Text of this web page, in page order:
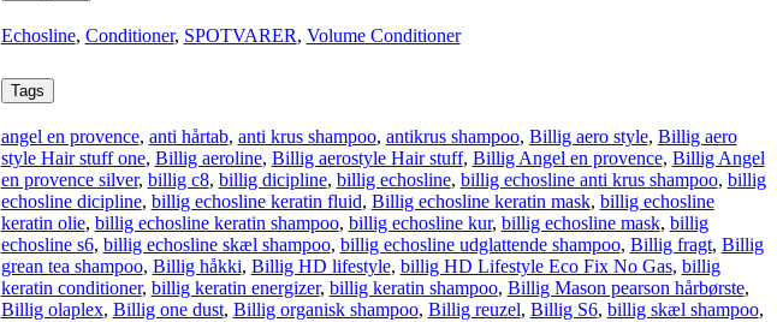
Echosline, Conditioner, SPOTVARER, Volume Conditioner
Tags
angel en provence, anti hårtab, anti krus shampoo, antikrus shampoo, Billig aero style, Billig aero
style Hair stuff one, Billig aeroline, Billig aerostyle Hair stuff, Billig Angel en provence, Billig Angel
en provence silver, billig c8, billig dicipline, billig echosline, billig echosline anti krus shampoo, billig
echosline dicipline, billig echosline keratin fluid, Billig echosline keratin mask, billig echosline
keratin olie, billig echosline keratin shampoo, billig echosline kur, billig echosline mask, billig
echosline s6, billig echosline skæl shampoo, billig echosline udglattende shampoo, Billig fragt, Billig
grean tea shampoo, Billig håkki, Billig HD lifestyle, billig HD Lifestyle Eco Fix No Gas, billig
keratin conditioner, billig keratin energizer, billig keratin shampoo, Billig Mason pearson hårbørste,
Billig olaplex, Billig one dust, Billig organisk shampoo, Billig reuzel, Billig S6, billig skæl shampoo,